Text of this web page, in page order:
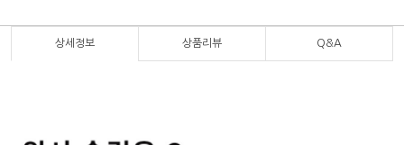
상세정보 상품리뷰 Q&A